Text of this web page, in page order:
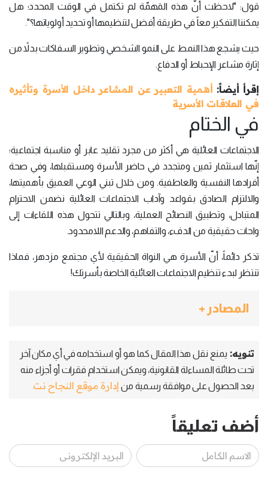
قول: "لاحظت أنّ هذه المَهمّة لم تكتمل في الوقت المحدد؛ هل
يمكننا التفكير معاً في طريقة أفضل لتنظيمها أو تحديد أولوياتها؟".
حيث يشجع هذا النمط على النمو الشخصي وتطوير السفاكات بدلاً من
إثارة مشاعر الإحباط أو الدفاع.
إقرأ أيضاً: أهمية التعبير عن المشاعر داخل الأسرة وتأثيره
في العلاقات الأسرية
في الختام
الاجتماعات العائلية هي أكثر من مجرد تقليد عابر أو مناسبة اجتماعية؛
إنّها استثمار ثمين ومتجدد في حاضر الأسرة ومستقبلها، وفي صحة
أفرادها النفسية والعاطفية. ومن خلال تبني الوعي العميق بأهميتها،
والالتزام الصادق بقواعد وآداب الاجتماعات العائلية نضمن الاحترام
المتبادل، وتطبيق النصائح العملية، وبالتالي تتحول هذه اللقاءات إلى
واحات حقيقية من الدفء، والتفاهم، والدعم اللامحدود.
تذكر دائماً، أنّ الأسرة هي النواة الحقيقية لأي مجتمع مزدهر، فماذا
تنتظر لبدء تنظيم الاجتماعات العائلية الخاصة بأسرتك!
المصادر +
تنويه: يمنع نقل هذا المقال كما هو أو استخدامه في أي مكان آخر
تحت طائلة المساءلة القانونية، ويمكن استخدام فقرات أو أجزاء منه
بعد الحصول على موافقة رسمية من إدارة موقع النجاح نت
أضف تعليقاً